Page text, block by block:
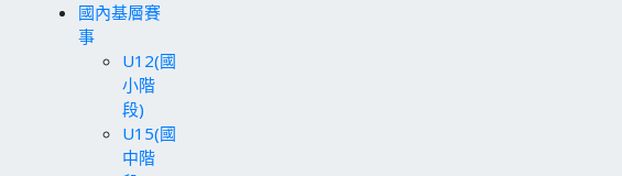
國內基層賽
事
U12(國
小階
段)
U15(國
中階